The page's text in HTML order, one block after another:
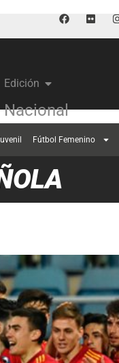
Edición
Nacional
Fútbol Femenino